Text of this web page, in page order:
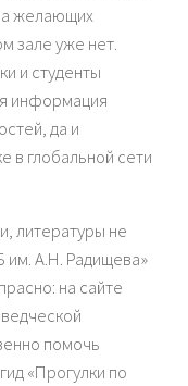
желающих
зале уже нет.
и студенты
информация
да и
в глобальной сети
литературы не
им. А.Н. Радищева»
на сайте
помочь
«Прогулки по